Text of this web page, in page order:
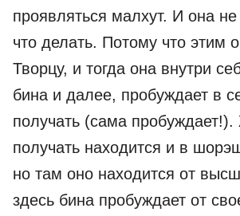
проявляться малхут. И она не
что делать. Потому что этим
Творцу, и тогда она внутри
бина и далее, пробуждает в
получать (сама
получать находится и в
но там оно находится от
здесь бина пробуждает от